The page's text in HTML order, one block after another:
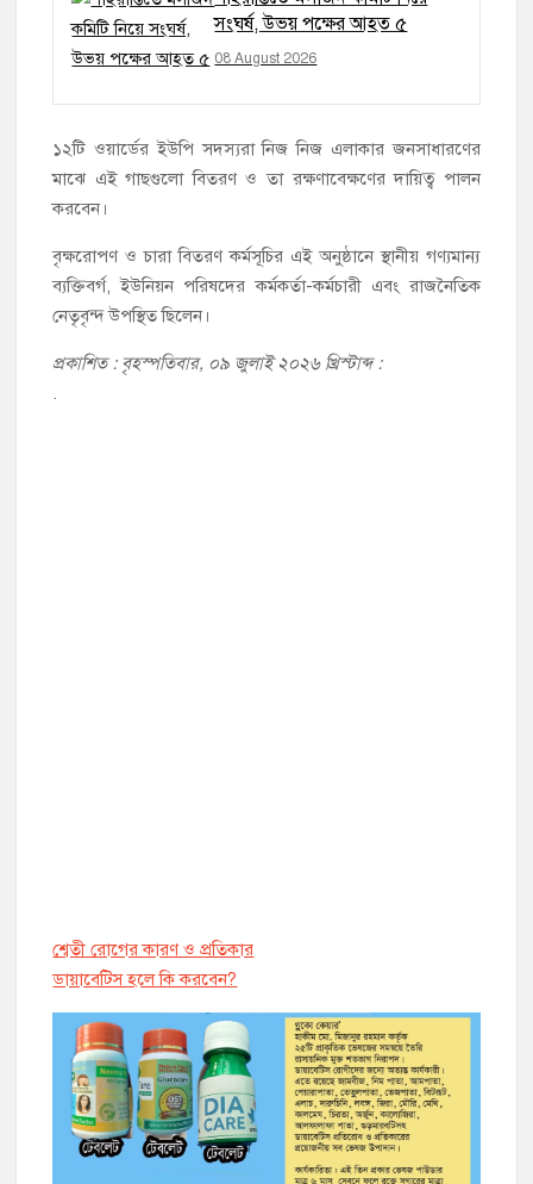
সংঘর্ষ, উভয় পক্ষের আহত ৫
08 August 2026
১২টি ওয়ার্ডের ইউপি সদস্যরা নিজ নিজ এলাকার জনসাধারণের
মাঝে এই গাছগুলো বিতরণ ও তা রক্ষণাবেক্ষণের দায়িত্ব পালন
করবেন।
বৃক্ষরোপণ ও চারা বিতরণ কর্মসূচির এই অনুষ্ঠানে স্থানীয় গণ্যমান্য
ব্যক্তিবর্গ, ইউনিয়ন পরিষদের কর্মকর্তা-কর্মচারী এবং রাজনৈতিক
নেতৃবৃন্দ উপস্থিত ছিলেন।
প্রকাশিত : বৃহস্পতিবার, ০৯ জুলাই ২০২৬ খ্রিস্টাব্দ :
শ্বেতী রোগের কারণ ও প্রতিকার
ডায়াবেট্সি হলে কি করবেন?